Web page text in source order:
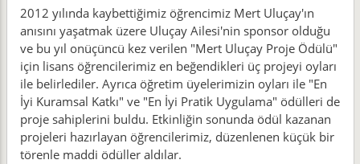
2012 yılında kaybettiğimiz öğrencimiz Mert Uluçay'ın
anısını yaşatmak üzere Uluçay Ailesi'nin sponsor olduğu
ve bu yıl onüçüncü kez verilen "Mert Uluçay Proje Ödülü"
için lisans öğrencilerimiz en beğendikleri üç projeyi oyları
ile belirlediler. Ayrıca öğretim üyelerimizin oyları ile "En
İyi Kuramsal Katkı" ve "En İyi Pratik Uygulama" ödülleri de
proje sahiplerini buldu. Etkinliğin sonunda ödül kazanan
projeleri hazırlayan öğrencilerimiz, düzenlenen küçük bir
törenle maddi ödüller aldılar.